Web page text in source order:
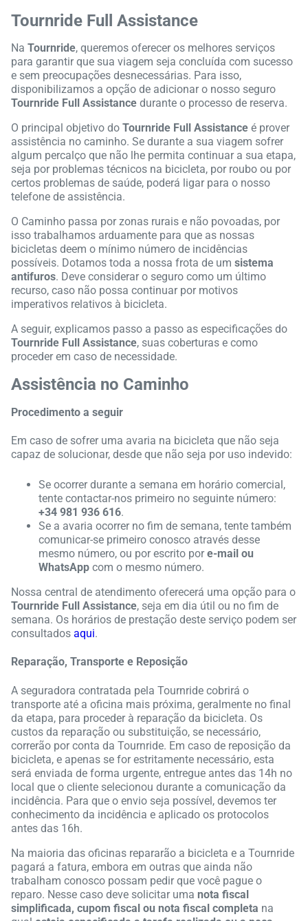
Tournride Full Assistance
Na Tournride, queremos oferecer os melhores serviços
para garantir que sua viagem seja concluída com sucesso
e sem preocupações desnecessárias. Para isso,
disponibilizamos a opção de adicionar o nosso seguro
Tournride Full Assistance durante o processo de reserva.
O principal objetivo do Tournride Full Assistance é prover
assistência no caminho. Se durante a sua viagem sofrer
algum percalço que não lhe permita continuar a sua etapa,
seja por problemas técnicos na bicicleta, por roubo ou por
certos problemas de saúde, poderá ligar para o nosso
telefone de assistência.
O Caminho passa por zonas rurais e não povoadas, por
isso trabalhamos arduamente para que as nossas
bicicletas deem o mínimo número de incidências
possíveis. Dotamos toda a nossa frota de um sistema
antifuros. Deve considerar o seguro como um último
recurso, caso não possa continuar por motivos
imperativos relativos à bicicleta.
A seguir, explicamos passo a passo as especificações do
Tournride Full Assistance, suas coberturas e como
proceder em caso de necessidade.
Assistência no Caminho
Procedimento a seguir
Em caso de sofrer uma avaria na bicicleta que não seja
capaz de solucionar, desde que não seja por uso indevido:
Se ocorrer durante a semana em horário comercial,
tente contactar-nos primeiro no seguinte número:
+34 981 936 616.
Se a avaria ocorrer no fim de semana, tente também
comunicar-se primeiro conosco através desse
mesmo número, ou por escrito pore-mail ou
WhatsApp com o mesmo número.
Nossa central de atendimento oferecerá uma opção para o
Tournride Full Assistance, seja em dia útil ou no fim de
semana. Os horários de prestação deste serviço podem ser
consultados aqui.
Reparação, Transporte e Reposição
A seguradora contratada pela Tournride cobrirá o
transporte até a oficina mais próxima, geralmente no final
da etapa, para proceder à reparação da bicicleta. Os
custos da reparação ou substituição, se necessário,
correrão por conta da Tournride. Em caso de reposição da
bicicleta, e apenas se for estritamente necessário, esta
será enviada de forma urgente, entregue antes das 14h no
local que o cliente selecionou durante a comunicação da
incidência. Para que o envio seja possível, devemos ter
conhecimento da incidência e aplicado os protocolos
antes das 16h.
Na maioria das oficinas repararão a bicicleta e a Tournride
pagará a fatura, embora em outras que ainda não
trabalham conosco possam pedir que você pague o
reparo. Nesse caso deve solicitar uma nota fiscal
simplificada, cupom fiscal ou nota fiscal completa na